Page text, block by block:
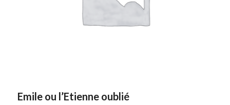
Emile ou l’Etienne oublié